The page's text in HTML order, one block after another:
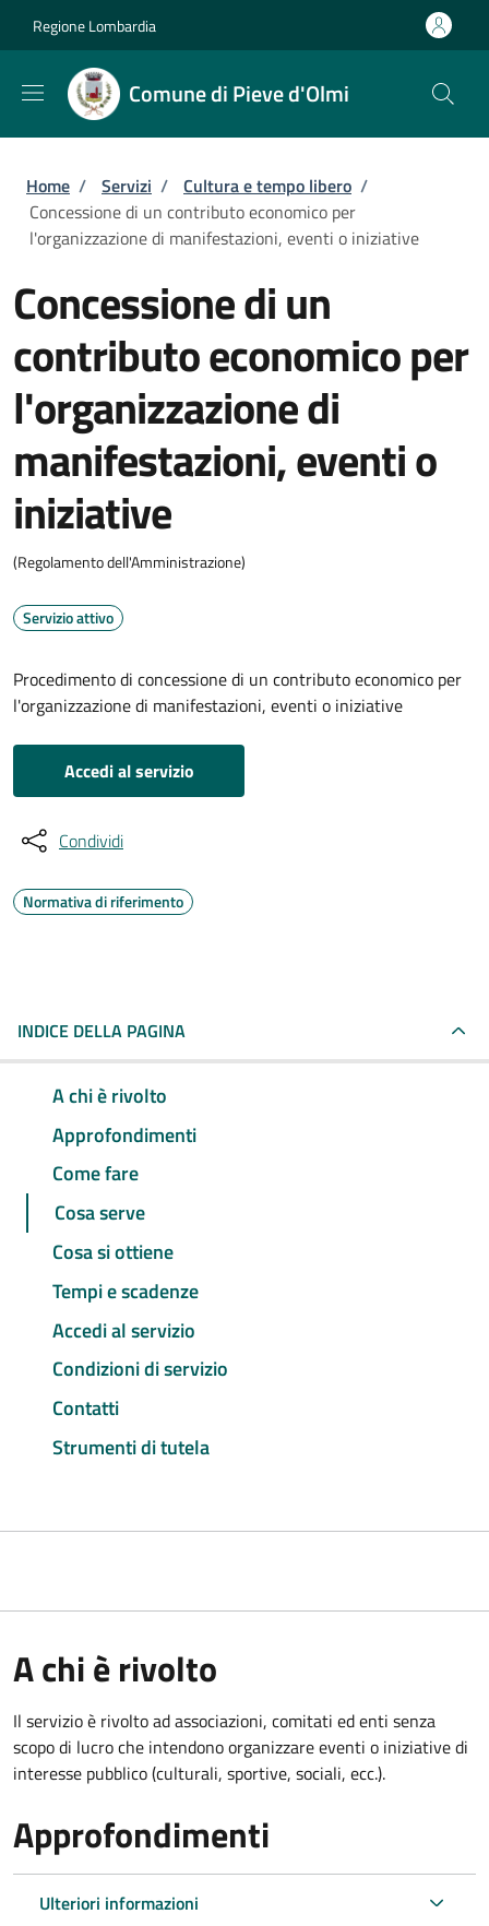
Regione Lombardia
Comune di Pieve d'Olmi
Briciole di pane
Home / Servizi / Cultura e tempo libero /
Concessione di un contributo economico per
l'organizzazione di manifestazioni, eventi o iniziative
Concessione di un
contributo economico per
l'organizzazione di
manifestazioni, eventi o
iniziative
(Regolamento dell'Amministrazione)
Servizio attivo
Procedimento di concessione di un contributo economico per
l'organizzazione di manifestazioni, eventi o iniziative
Accedi al servizio
Condividi
Normativa di riferimento
INDICE DELLA PAGINA
A chi è rivolto
Approfondimenti
Come fare
Cosa serve
Cosa si ottiene
Tempi e scadenze
Accedi al servizio
Condizioni di servizio
Contatti
Strumenti di tutela
A chi è rivolto
Il servizio è rivolto ad associazioni, comitati ed enti senza
scopo di lucro che intendono organizzare eventi o iniziative di
interesse pubblico (culturali, sportive, sociali, ecc.).
Approfondimenti
Ulteriori informazioni